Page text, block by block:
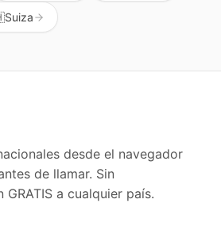
Suiza
desde el navegador
de llamar. Sin
GRATIS a cualquier país.